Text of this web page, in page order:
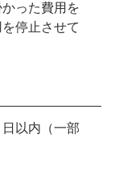
った費用を
停止させて
以内（一部